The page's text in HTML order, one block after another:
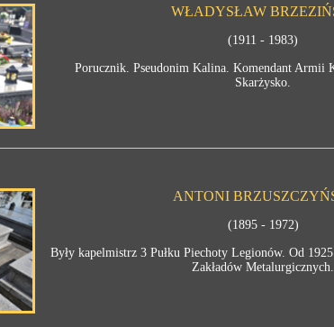
WŁADYSŁAW
(1911 - 1983)
Porucznik. Pseudonim Kalina. Komendant Armii
Skarżysko.
ANTONI
(1895 - 1972)
Były kapelmistrz 3 Pułku Piechoty Legionów. Od
Zakładów Metalurgicznych.